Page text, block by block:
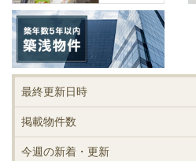
最終更新日時
掲載物件数
今週の新着・更新